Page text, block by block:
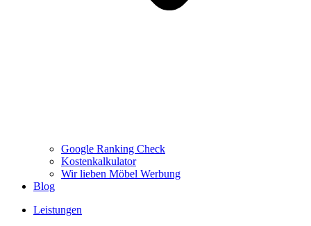
Google Ranking Check
Kostenkalkulator
Wir lieben Möbel Werbung
Blog
Leistungen